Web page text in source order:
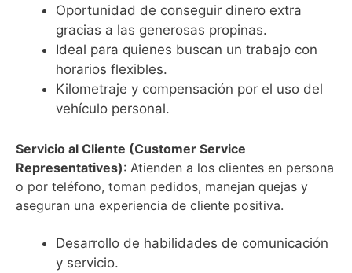
Oportunidad de conseguir dinero extra
gracias a las generosas propinas.
Ideal para quienes buscan un trabajo con
horarios flexibles.
Kilometraje y compensación por el uso del
vehículo personal.
Servicio al Cliente (Customer Service
Representatives): Atienden a los clientes en persona
o por teléfono, toman pedidos, manejan quejas y
aseguran una experiencia de cliente positiva.
Desarrollo de habilidades de comunicación
y servicio.